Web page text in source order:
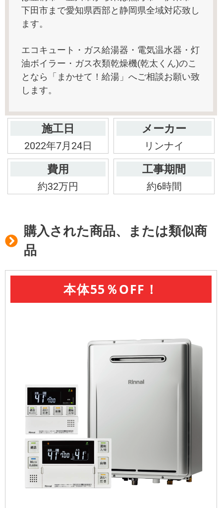
下田市まで愛知県西部と静岡県全域対応致し
ます。
エコキュート・ガス給湯器・電気温水器・灯
油ボイラー・ガス衣類乾燥機(乾太くん)のこ
となら「まかせて！給湯」へご相談お願い致
します。
施工日
2022年7月24日
メーカー
リンナイ
費用
約32万円
工事期間
約6時間
購入された商品、または類似商
品
本体55％OFF！